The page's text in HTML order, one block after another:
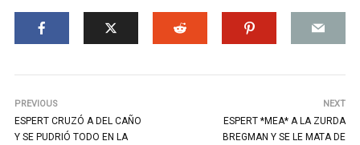
PREVIOUS
ESPERT CRUZÓ A DEL CAÑO
Y SE PUDRIÓ TODO EN LA
NEXT
ESPERT *MEA* A LA ZURDA
BREGMAN Y SE LE MATA DE